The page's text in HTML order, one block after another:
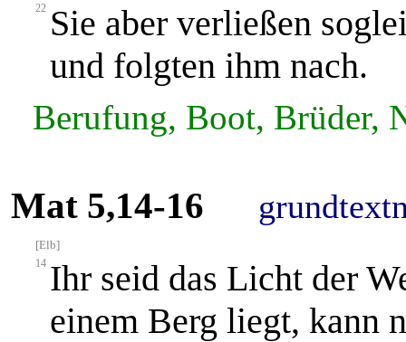
22 Sie aber verließen
und folgten ihm nach.
Berufung, Boot, Brüder,
Mat 5,14-16
[Elb]
14 Ihr seid das Licht der
einem Berg liegt, kann